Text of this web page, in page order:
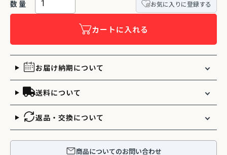
お気に入りに登録する
カートに入れる
お届け納期について
送料について
返品・交換について
商品についてのお問い合わせ